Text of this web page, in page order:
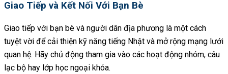
Giao Tiếp và Kết Nối Với Bạn Bè
Giao tiếp với bạn bè và người dân địa phương là một cách
tuyệt vời để cải thiện kỹ năng tiếng Nhật và mở rộng mạng lưới
quan hệ. Hãy chủ động tham gia vào các hoạt động nhóm, câu
lạc bộ hay lớp học ngoại khóa.